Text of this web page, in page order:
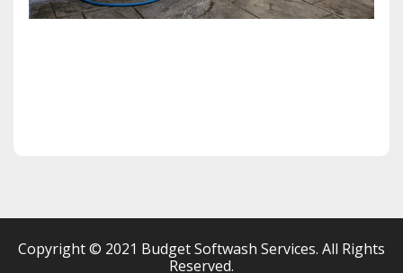
Copyright © 2021 Budget Softwash Services. All Rights
Reserved.